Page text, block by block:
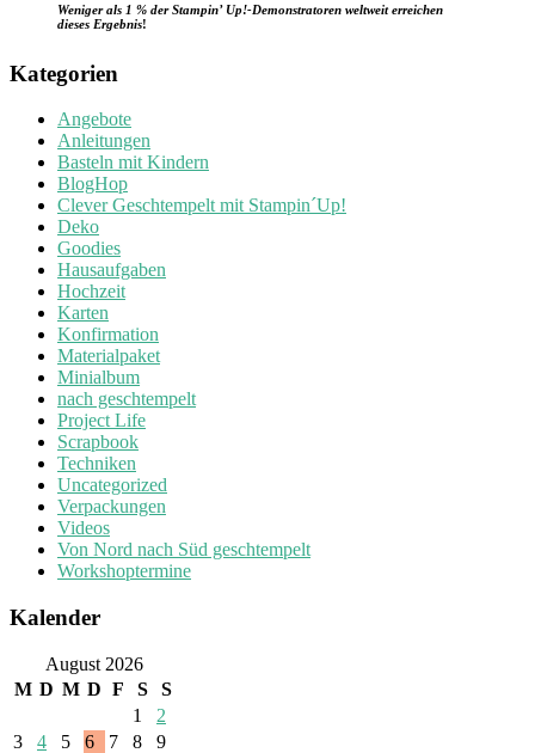
Weniger als 1 % der Stampin’ Up!-Demonstratoren weltweit erreichen
dieses Ergebnis!
Kategorien
Angebote
Anleitungen
Basteln mit Kindern
BlogHop
Clever Geschtempelt mit Stampin´Up!
Deko
Goodies
Hausaufgaben
Hochzeit
Karten
Konfirmation
Materialpaket
Minialbum
nach geschtempelt
Project Life
Scrapbook
Techniken
Uncategorized
Verpackungen
Videos
Von Nord nach Süd geschtempelt
Workshoptermine
Kalender
August 2026
M D M D F S
S
1
2
3
4 5 6 7 8
9